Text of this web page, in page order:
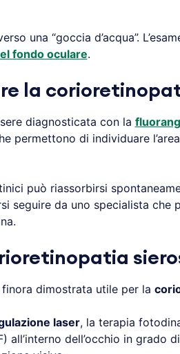
una “goccia d’acqua”.
fondo oculare.
la
diagnosticata con la
permettono di individuare
può riassorbirsi
seguire da uno specialista
dimostrata utile per la
laser, la terapia
all’interno dell’occhio in grado